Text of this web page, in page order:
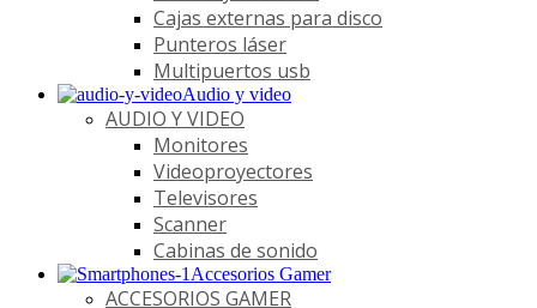
Cajas externas para disco
Punteros láser
Multipuertos usb
Audio y video
AUDIO Y VIDEO
Monitores
Videoproyectores
Televisores
Scanner
Cabinas de sonido
Accesorios Gamer
ACCESORIOS GAMER